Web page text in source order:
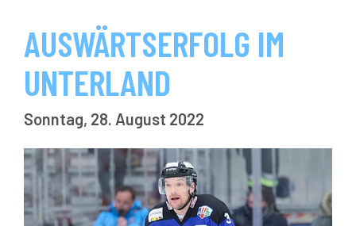
AUSWÄRTSERFOLG IM
UNTERLAND
Sonntag, 28. August 2022